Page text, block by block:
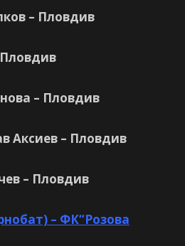
– Пловдив
– Пловдив
Аксиев – Пловдив
– Пловдив
– ФК“Розова